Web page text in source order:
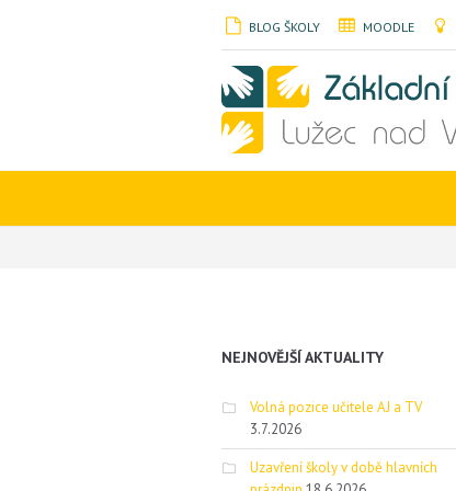
BLOG ŠKOLY MOODLE
NEJNOVĚJŠÍ AKTUALITY
Volná pozice učitele AJ a TV
3.7.2026
Uzavření školy v době hlavních